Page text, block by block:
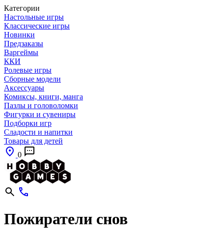
Категории
Настольные игры
Классические игры
Новинки
Предзаказы
Варгеймы
ККИ
Ролевые игры
Сборные модели
Аксессуары
Комиксы, книги, манга
Пазлы и головоломки
Фигурки и сувениры
Подборки игр
Сладости и напитки
Товары для детей
0
Пожиратели снов